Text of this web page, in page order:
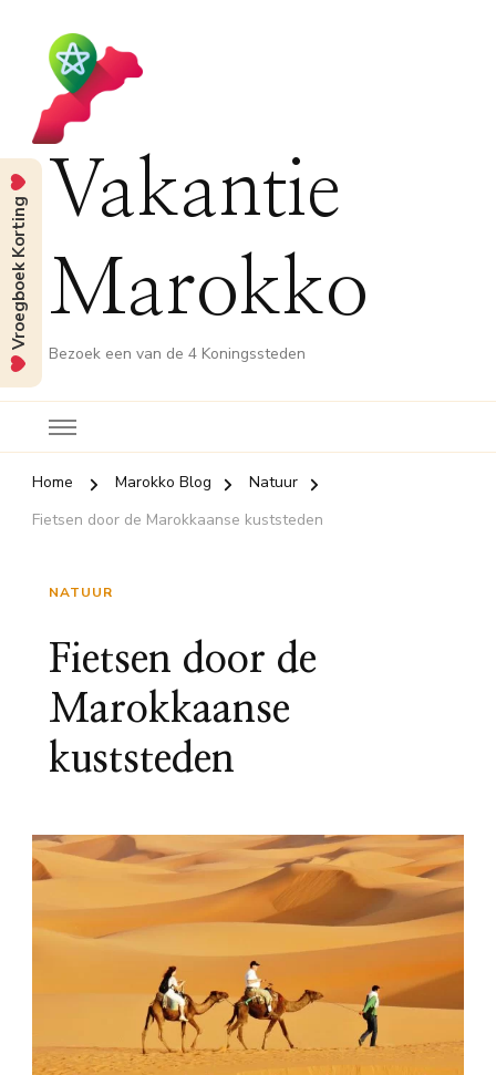
Vakantie
Marokko
Bezoek een van de 4 Koningssteden
Home Marokko Blog
Natuur
Fietsen door de Marokkaanse kuststeden
NATUUR
Fietsen door de
Marokkaanse
kuststeden
Vroegboek Korting